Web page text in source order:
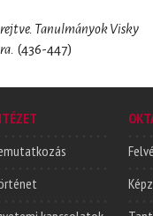
Tanulmányok Visky
(436-447)